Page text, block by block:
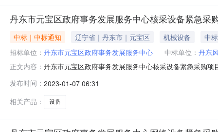
丹东市元宝区政府事务发展服务中心核采设备紧急采
中标｜中标通知 辽宁省｜丹东市｜元宝区 机械设备
中
招标单位： 丹东市元宝区政府事务发展服务中心 中标单位： 丹东
正文内容： 丹东市元宝区政府事务发展服务中心核采设备紧急采购
众的身体健康和生命安全，按照辽宁省财政厅《关于做
宝区政府事务发展服务
发布时间： 2023-01-07 06:31
相关产品：
设备